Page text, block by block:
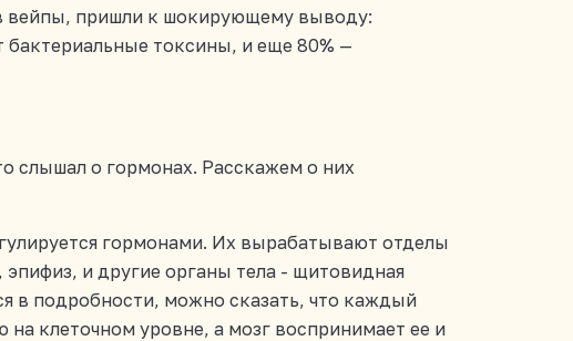
вейпы, пришли к шокирующему выводу:
токсины, и еще 80% —
слышал о гормонах. Расскажем о них
гормонами. Их вырабатывают отделы
эпифиз, и другие органы тела - щитовидная
в подробности, можно сказать, что каждый
клеточном уровне, а мозг воспринимает ее и